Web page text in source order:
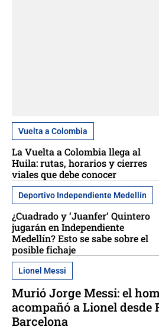
Vuelta a Colombia
La Vuelta a Colombia llega al
Huila: rutas, horarios y cierres
viales que debe conocer
Deportivo Independiente Medellín
¿Cuadrado y ‘Juanfer’ Quintero
jugarán en Independiente
Medellín? Esto se sabe sobre el
posible fichaje
Lionel Messi
Murió Jorge Messi: el
acompañó a Lionel desde
Barcelona